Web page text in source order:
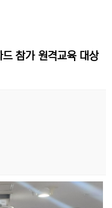
참가 원격교육 대상